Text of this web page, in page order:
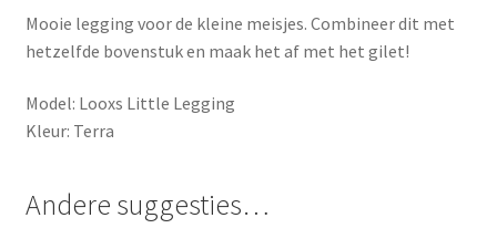
Mooie legging voor de kleine meisjes. Combineer dit met
hetzelfde bovenstuk en maak het af met het gilet!
Model: Looxs Little Legging
Kleur: Terra
Andere suggesties…